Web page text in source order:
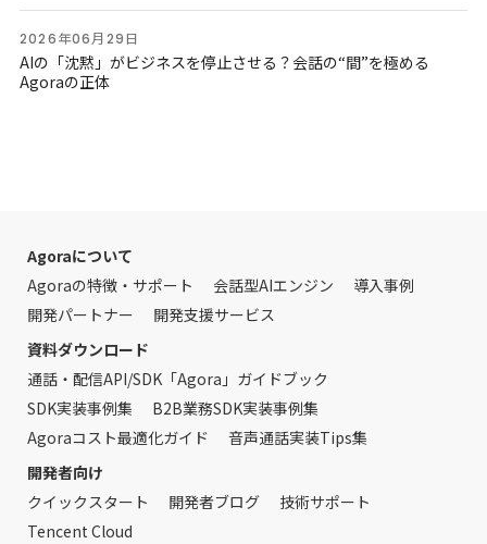
2026年06月29日
AIの「沈黙」がビジネスを停止させる？会話の“間”を極める
Agoraの正体
Agoraについて
Agoraの特徴・サポート
会話型AIエンジン
導入事例
開発パートナー
開発支援サービス
資料ダウンロード
通話・配信API/SDK「Agora」ガイドブック
SDK実装事例集
B2B業務SDK実装事例集
Agoraコスト最適化ガイド
音声通話実装Tips集
開発者向け
クイックスタート
開発者ブログ
技術サポート
Tencent Cloud